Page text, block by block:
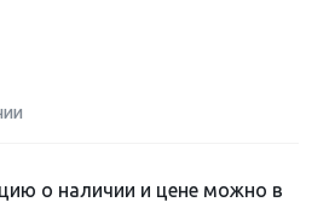
о наличии и цене можно в